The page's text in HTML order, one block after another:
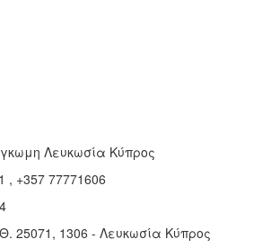
Λευκωσία Κύπρος
, +357 77771606
25071, 1306 - Λευκωσία Κύπρος